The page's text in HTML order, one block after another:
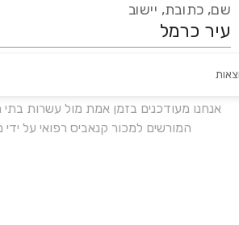
שם, כתובת, יישוב
אנחנו מעודכנים בזמן אמת מול עשרות
המורשים למכור קנאביס רפואי על